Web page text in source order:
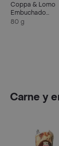
Coppa & Lomo
Embuchado
Charcutería
80 g
Carne y